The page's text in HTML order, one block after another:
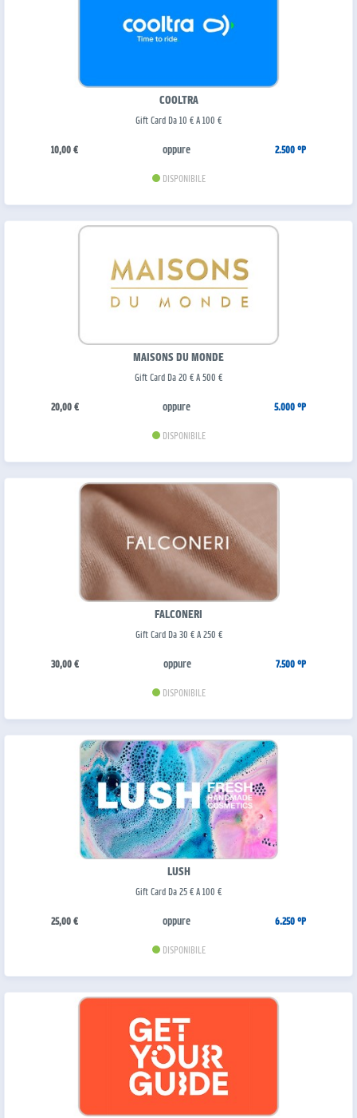
COOLTRA
Gift Card Da 10 € A 100 €
10,00 € oppure 2.500 °P
DISPONIBILE
MAISONS DU MONDE
Gift Card Da 20 € A 500 €
20,00 € oppure 5.000 °P
DISPONIBILE
FALCONERI
Gift Card Da 30 € A 250 €
30,00 € oppure 7.500 °P
DISPONIBILE
LUSH
Gift Card Da 25 € A 100 €
25,00 € oppure 6.250 °P
DISPONIBILE